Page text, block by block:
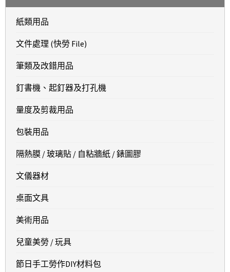
紙類用品
文件處理 (快勞 File)
筆類及改錯用品
釘書機、起釘器及打孔機
量度及剪裁用品
包裝用品
隔熱膜 / 玻璃貼 / 自粘牆紙 / 錶圖膠
文儀器材
桌面文具
美術用品
兒童美勞 / 玩具
節日手工勞作DIY材料包